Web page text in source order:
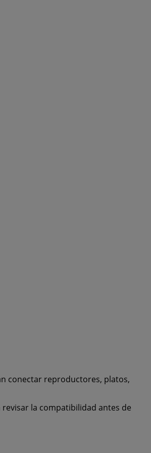
conectar reproductores, platos,
la compatibilidad antes de